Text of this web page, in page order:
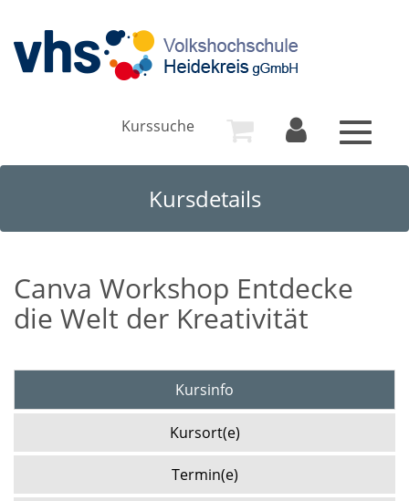
Kurssuche
Toggle
Kursdetails
Canva Workshop Entdecke
die Welt der Kreativität
Kursinfo
Kursort(e)
Termin(e)